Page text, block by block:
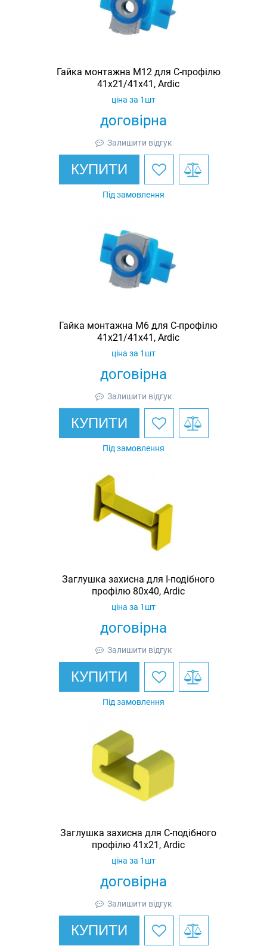
Гайка монтажна M12 для C-профілю
41х21/41х41, Ardic
договірна
ціна за 1шт
Залишити відгук
КУПИТИ
Під замовлення
Гайка монтажна M6 для C-профілю
41х21/41х41, Ardic
договірна
ціна за 1шт
Залишити відгук
КУПИТИ
Під замовлення
Заглушка захисна для I-подібного
профілю 80х40, Ardic
договірна
ціна за 1шт
Залишити відгук
КУПИТИ
Під замовлення
Заглушка захисна для С-подібного
профілю 41х21, Ardic
договірна
ціна за 1шт
Залишити відгук
КУПИТИ